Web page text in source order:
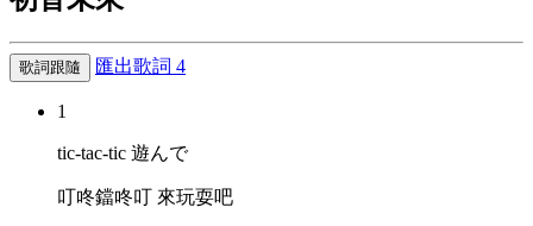
歌詞跟隨 匯出歌詞 4
1
tic-tac-tic 遊んで
叮咚鐺咚叮 來玩耍吧